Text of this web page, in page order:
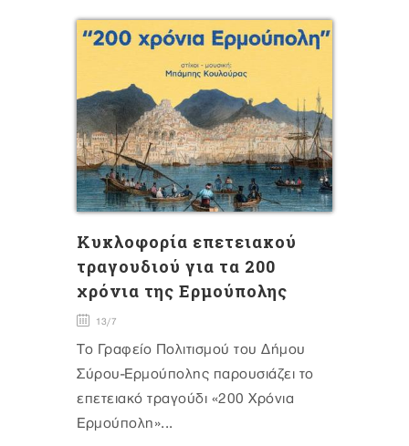
Κυκλοφορία επετειακού
τραγουδιού για τα 200
χρόνια της Ερμούπολης
13/7
Το Γραφείο Πολιτισμού του Δήμου
Σύρου-Ερμούπολης παρουσιάζει το
επετειακό τραγούδι «200 Χρόνια
Ερμούπολη»...